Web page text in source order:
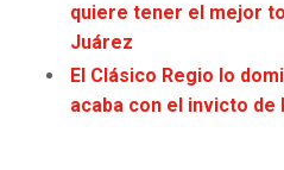
GIANTS
EAGLES
LAKERS
SUNS
quiere tener el mejor
Juárez
El Clásico Regio lo
acaba con el invicto de